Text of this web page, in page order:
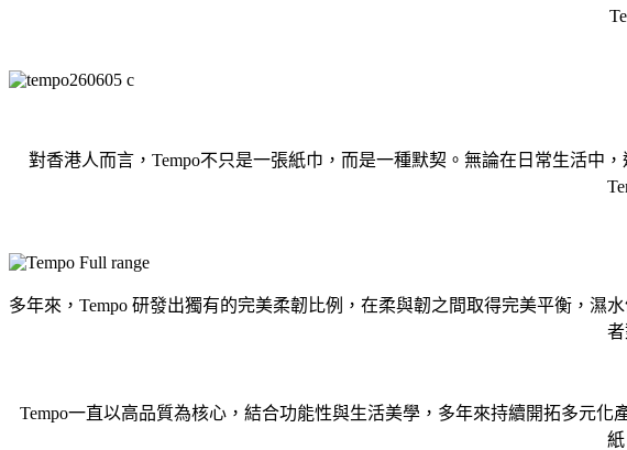
對香港人而言，Tempo不只是一張紙巾，而是一種默契。無論在日常生活中
多年來，Tempo 研發出獨有的完美柔韌比例，在柔與韌之間取得完美平衡，
Tempo一直以高品質為核心，結合功能性與生活美學，多年來持續開拓多元